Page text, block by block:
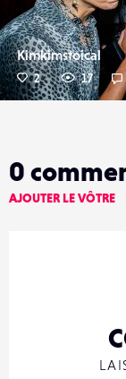
Kimkimstoical
2 17
0
AJOUTER LE VÔTRE